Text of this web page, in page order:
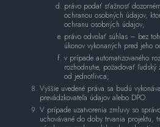
právo podať sťažnosť
ochranou osobných údajov,
ochranu osobných údajov;
právo odvolať súhlas – bez
úkonov vykonaných pred jeho
v prípade automatizovaného
rozhodnutie, požadovať ľudský
od jednotlivca;
Vyššie uvedené práva sa budú
prevádzkovateľa údajov alebo DPO.
V prípade uzatvorenia zmluvy so
uchovávané do doby trvania projektu,